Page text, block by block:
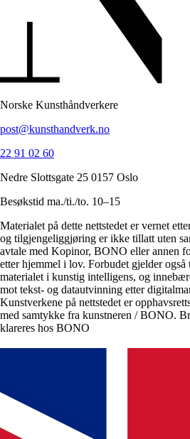
Norske Kunsthåndverkere
post@kunsthandverk.no
22 91 02 60
Nedre Slottsgate 25 0157 Oslo
Besøkstid ma./ti./to. 10–15
Materialet på dette nettstedet er vernet
og tilgjengeliggjøring er ikke tillatt uten
avtale med Kopinor, BONO eller annen
etter hjemmel i lov. Forbudet gjelder
materialet i kunstig intelligens, og
mot tekst- og datautvinning etter
Kunstverkene på nettstedet er
med samtykke fra kunstneren / BONO.
klareres hos BONO